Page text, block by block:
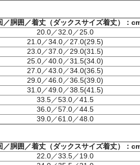
／胴囲／着丈（ダックスサイズ着丈）：
20.0／32.0／25.0
21.0／34.0／27.0(29.5)
23.0／37.0／29.0(31.5)
25.0／40.0／31.5(34.0)
27.0／43.0／34.0(36.5)
29.0／46.0／36.5(39.0)
31.0／49.0／38.5(41.5)
33.5／53.0／41.5
36.0／57.0／44.5
39.0／61.0／48.0
／胴囲／着丈（ダックスサイズ着丈）：
22.0／33.5／19.0